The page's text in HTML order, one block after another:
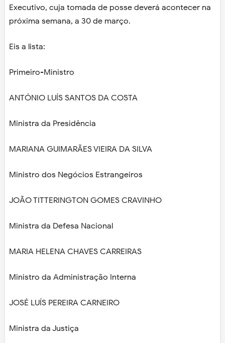
Executivo, cuja tomada de posse deverá acontecer na
próxima semana, a 30 de março.
Eis a lista:
Primeiro-Ministro
ANTÓNIO LUÍS SANTOS DA COSTA
Ministra da Presidência
MARIANA GUIMARÃES VIEIRA DA SILVA
Ministro dos Negócios Estrangeiros
JOÃO TITTERINGTON GOMES CRAVINHO
Ministra da Defesa Nacional
MARIA HELENA CHAVES CARREIRAS
Ministro da Administração Interna
JOSÉ LUÍS PEREIRA CARNEIRO
Ministra da Justiça